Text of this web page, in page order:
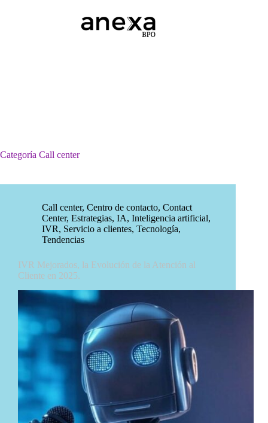
Categoría Call center
Call center, Centro de contacto, Contact
Center, Estrategias, IA, Inteligencia artificial,
IVR, Servicio a clientes, Tecnología,
Tendencias
IVR Mejorados, la Evolución de la Atención al
Cliente en 2025.